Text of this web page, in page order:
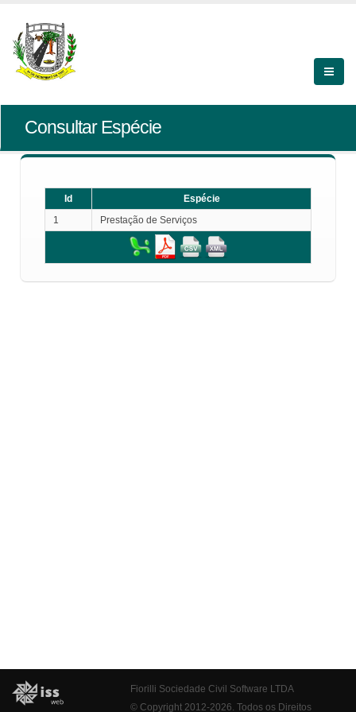
Consultar Espécie
Id
Espécie
1
Prestação de Serviços
Fiorilli Sociedade Civil Software LTDA
© Copyright 2012-2026. Todos os Direitos